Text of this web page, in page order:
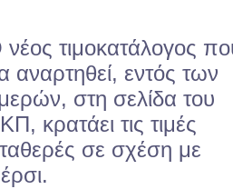
τιμοκατάλογος
αναρτηθεί, εντός των
στη σελίδα του
κρατάει τις τιμές
σε σχέση με